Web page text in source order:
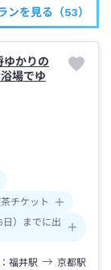
ンを見る（53）
ゆかりの
場でゆ
チケット
）までに出
福井駅 京都駅